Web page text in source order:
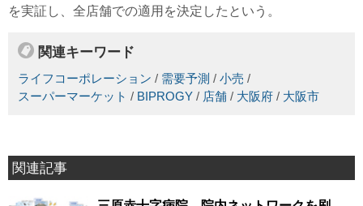
を実証し、全店舗での適用を決定したという。
関連キーワード
ライフコーポレーション / 需要予測 / 小売 /
スーパーマーケット / BIPROGY / 店舗 / 大阪府 / 大阪市
関連記事